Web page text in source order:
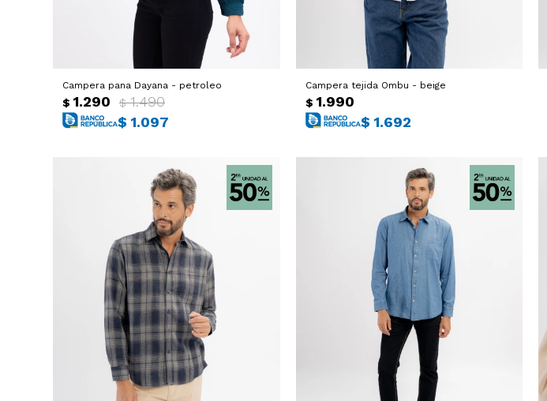
Campera pana Dayana - petroleo
$ 1.290 $ 1.490
$ 1.097
Campera tejida Ombu - beige
$ 1.990
$ 1.692